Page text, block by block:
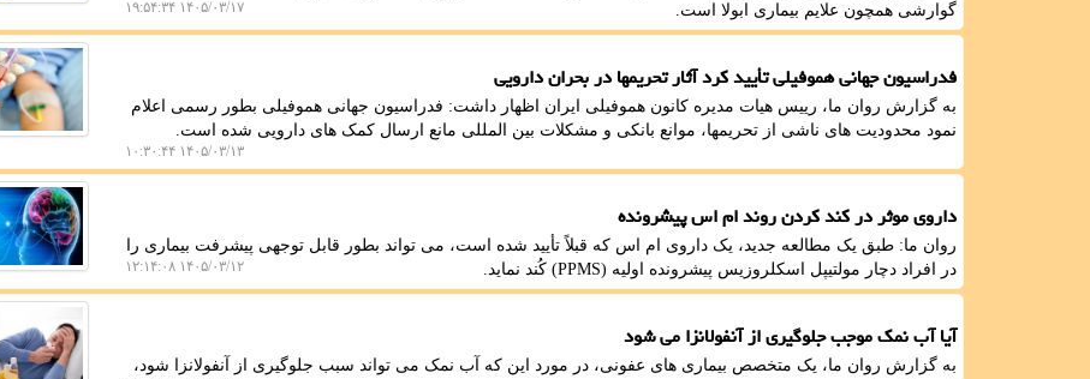
گوارشی همچون علایم بیماری ابولا است.
۱۴۰۵/۰۳/۱۷ ۱۹:۵۴:۳۴
فدراسیون جهانی هموفیلی تأیید کرد آثار تحریمها در بحران دارویی
به گزارش روان ما، رییس هیات مدیره کانون هموفیلی ایران اظهار داشت: فدراسیون جهانی هموفیلی بطور رسمی اعلام
نمود محدودیت های ناشی از تحریمها، موانع بانکی و مشکلات بین المللی مانع ارسال کمک های دارویی شده است.
۱۴۰۵/۰۳/۱۳ ۱۰:۳۰:۴۴
داروی موثر در کند کردن روند ام اس پیشرونده
روان ما: طبق یک مطالعه جدید، یک داروی ام اس که قبلاً تأیید شده است، می تواند بطور قابل توجهی پیشرفت بیماری را
در افراد دچار مولتیپل اسکلروزیس پیشرونده اولیه (PPMS) کُند نماید.
۱۴۰۵/۰۳/۱۲ ۱۲:۱۴:۰۸
آیا آب نمک موجب جلوگیری از آنفولانزا می شود
به گزارش روان ما، یک متخصص بیماری های عفونی، در مورد این که آب نمک می تواند سبب جلوگیری از آنفولانزا شود،